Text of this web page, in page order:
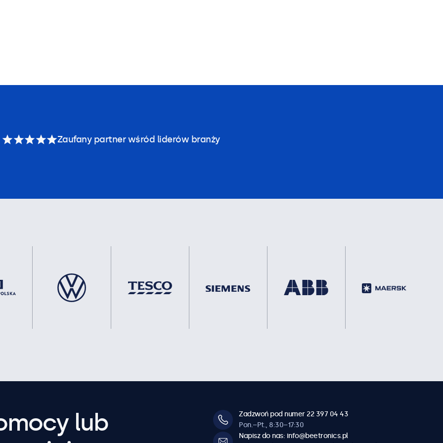
Zaufany partner wśród liderów branży
lub
Zadzwoń pod numer 22 397 04 43
Pon.–Pt., 8:30–17:30
Napisz do nas: info@beetronics.pl